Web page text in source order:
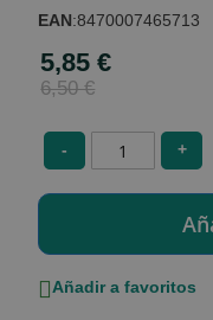
EAN:8470007465713
Special
Price
5,85 €
6,50 €
- +
Añadir a favoritos